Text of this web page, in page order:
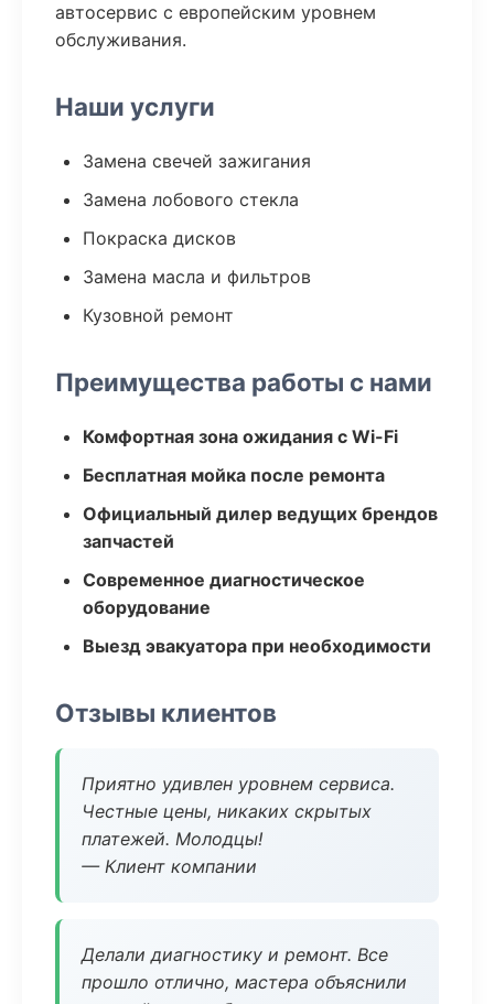
автосервис с европейским уровнем
обслуживания.
Наши услуги
Замена свечей зажигания
Замена лобового стекла
Покраска дисков
Замена масла и фильтров
Кузовной ремонт
Преимущества работы с нами
Комфортная зона ожидания с Wi-Fi
Бесплатная мойка после ремонта
Официальный дилер ведущих брендов
запчастей
Современное диагностическое
оборудование
Выезд эвакуатора при необходимости
Отзывы клиентов
Приятно удивлен уровнем сервиса.
Честные цены, никаких скрытых
платежей. Молодцы!
— Клиент компании
Делали диагностику и ремонт. Все
прошло отлично, мастера объяснили